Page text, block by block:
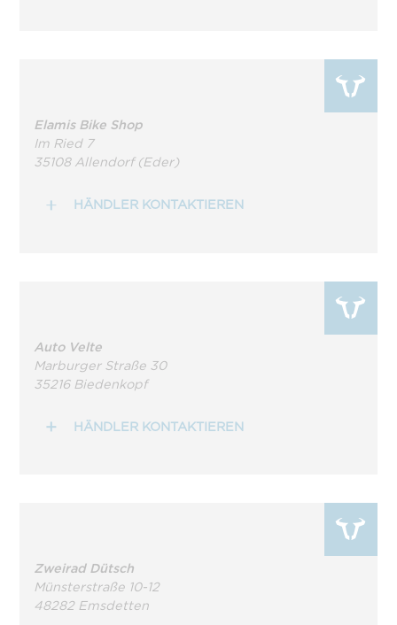
Elamis Bike Shop
Im Ried 7
35108 Allendorf (Eder)
HÄNDLER KONTAKTIEREN
Auto Velte
Marburger Straße 30
35216 Biedenkopf
HÄNDLER KONTAKTIEREN
Zweirad Dütsch
Münsterstraße 10-12
48282 Emsdetten